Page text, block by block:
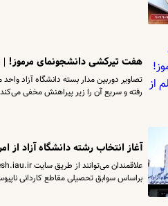
هفت تیرکشی دانشجونمای مرموز! |
تصاویر دوربین مدار بسته دانشگاه آزاد
رفته و سریع آن را زیر پیراهنش مخفی
آغاز انتخاب رشته دانشگاه آزاد از
براساس سوابق تحصیلی مقاطع کاردانی